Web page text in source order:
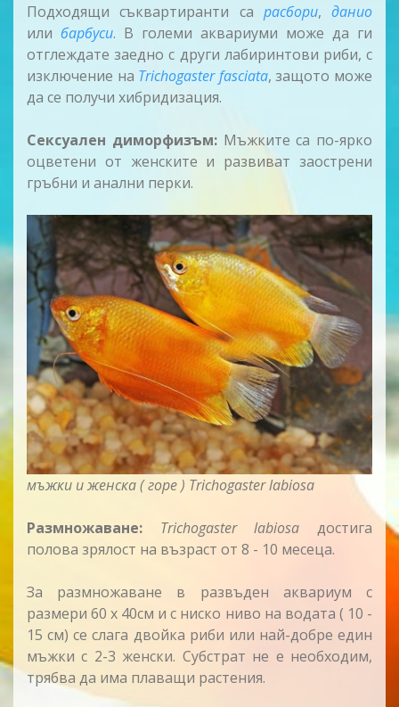
Подходящи съквартиранти са расбори, данио
или барбуси. В големи аквариуми може да ги
отглеждате заедно с други лабиринтови риби, с
изключение на Trichogaster fasciata, защото може
да се получи хибридизация.
Сексуален диморфизъм:Мъжките са по-ярко
оцветени от женските и развиват заострени
гръбни и анални перки.
мъжки и женска ( горе ) Trichogaster labiosa
Размножаване: Trichogaster labiosa достига
полова зрялост на възраст от 8 - 10 месеца.
За размножаване в развъден аквариум с
размери 60 х 40см и с ниско ниво на водата ( 10 -
15 см) се слага двойка риби или най-добре един
мъжки с 2-3 женски. Субстрат не е необходим,
трябва да има плаващи растения.